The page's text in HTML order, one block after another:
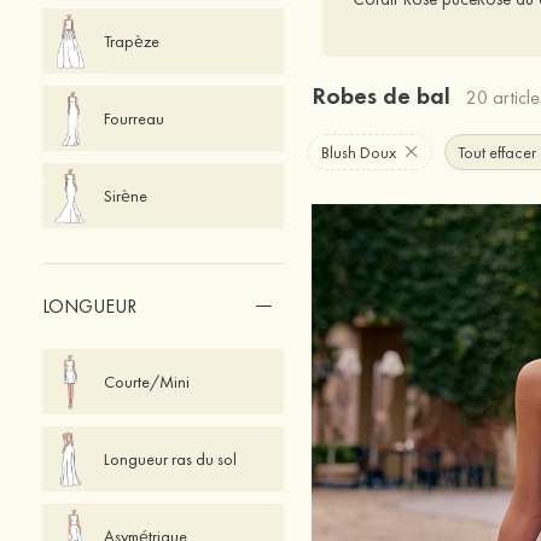
Trapèze
Fourreau
Sirène
LONGUEUR
Courte/Mini
Longueur ras du sol
Asymétrique
Robes de bal 20
Blush Doux Tout effacer